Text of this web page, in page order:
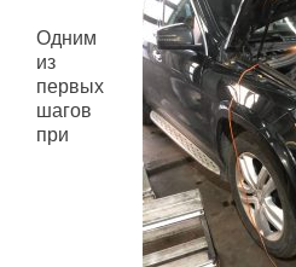
Одним
из
первых
шагов
при